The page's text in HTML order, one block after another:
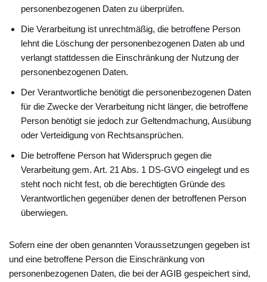
personenbezogenen Daten zu überprüfen.
Die Verarbeitung ist unrechtmäßig, die betroffene Person
lehnt die Löschung der personenbezogenen Daten ab und
verlangt stattdessen die Einschränkung der Nutzung der
personenbezogenen Daten.
Der Verantwortliche benötigt die personenbezogenen Daten
für die Zwecke der Verarbeitung nicht länger, die betroffene
Person benötigt sie jedoch zur Geltendmachung, Ausübung
oder Verteidigung von Rechtsansprüchen.
Die betroffene Person hat Widerspruch gegen die
Verarbeitung gem. Art. 21 Abs. 1 DS-GVO eingelegt und es
steht noch nicht fest, ob die berechtigten Gründe des
Verantwortlichen gegenüber denen der betroffenen Person
überwiegen.
Sofern eine der oben genannten Voraussetzungen gegeben ist
und eine betroffene Person die Einschränkung von
personenbezogenen Daten, die bei der AGIB gespeichert sind,